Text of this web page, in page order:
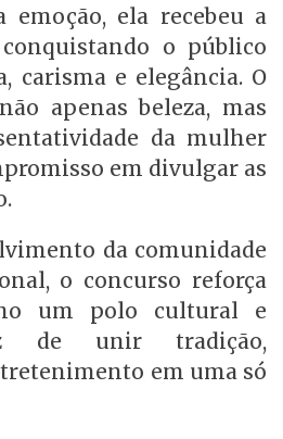
emoção, ela recebeu a
o público
carisma e elegância. O
apenas beleza, mas
da mulher
em divulgar as
da comunidade
o concurso reforça
um polo cultural e
de unir tradição,
em uma só